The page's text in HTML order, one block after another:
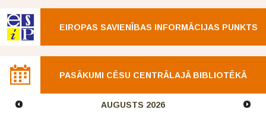
EIROPAS SAVIENĪBAS INFORMĀCIJAS PUNKTS
PASĀKUMI CĒSU CENTRĀLAJĀ BIBLIOTĒKĀ
AUGUSTS 2026